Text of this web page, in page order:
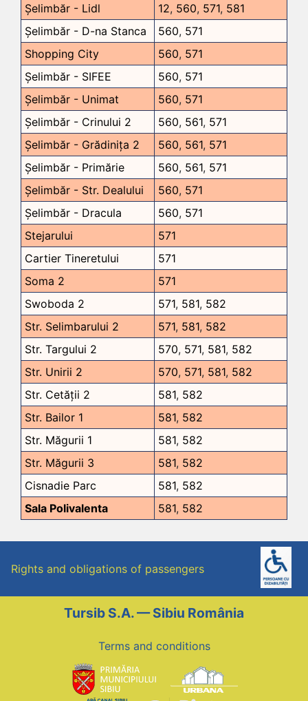
Șelimbăr - Lidl
12, 560, 571, 581
Șelimbăr - D-na Stanca
560, 571
Shopping City
560, 571
Șelimbăr - SIFEE
560, 571
Șelimbăr - Unimat
560, 571
Șelimbăr - Crinului 2
560, 561, 571
Șelimbăr - Grădinița 2
560, 561, 571
Șelimbăr - Primărie
560, 561, 571
Șelimbăr - Str. Dealului
560, 571
Șelimbăr - Dracula
560, 571
Stejarului
571
Cartier Tineretului
571
Soma 2
571
Swoboda 2
571, 581, 582
Str. Selimbarului 2
571, 581, 582
Str. Targului 2
570, 571, 581, 582
Str. Unirii 2
570, 571, 581, 582
Str. Cetății 2
581, 582
Str. Bailor 1
581, 582
Str. Măgurii 1
581, 582
Str. Măgurii 3
581, 582
Cisnadie Parc
581, 582
Sala Polivalenta
581, 582
Rights and obligations of passengers
Tursib S.A. — Sibiu România
Terms and conditions